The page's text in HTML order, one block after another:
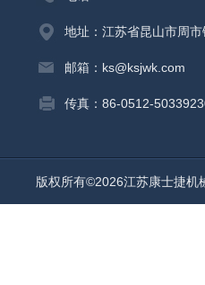
地址：江苏省昆山市周
邮箱：ks@ksjwk.com
传真：86-0512-
版权所有©2026江苏康士捷